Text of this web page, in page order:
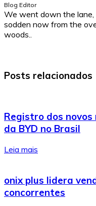
Blog Editor
We went down the lane,
sodden now from the
woods..
Posts relacionados
Registro dos novos
da BYD no Brasil
Leia mais
onix plus lidera
concorrentes